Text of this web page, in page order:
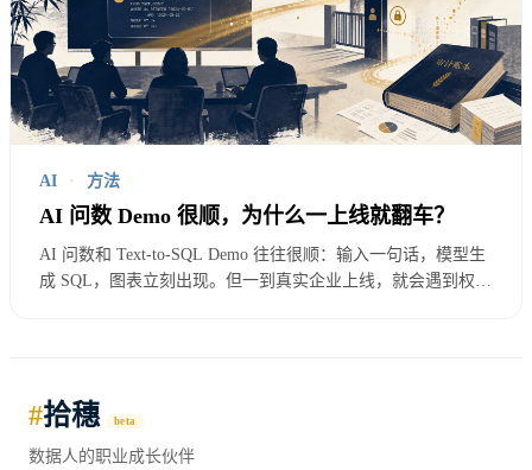
很多团队一上来就训练模型理解指标，其实顺序反
了。
如果公司内部本来就没有统一指标入口，模型不可能
史 SQL、文档碎片里猜。
过去一个分析师猜错口径，影响一份报告。AI 问数
出来。
AI · 方法
AI 问数 Demo 很顺，为什么一上线就翻车？
AI 问数和 Text-to-SQL Demo 往往很顺：输入一句话，模型生
成 SQL，图表立刻出现。但一到真实企业上线，就会遇到权
#拾穗 beta
数据人的职业成长伙伴